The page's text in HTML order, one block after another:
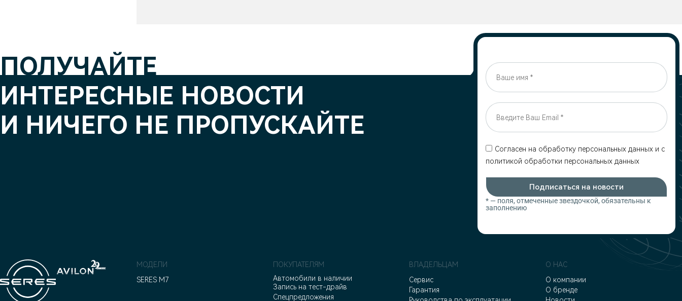
ПОЛУЧАЙТЕ
ИНТЕРЕСНЫЕ НОВОСТИ
И НИЧЕГО НЕ ПРОПУСКАЙТЕ
Согласен на обработку персональных данных и c
политикой обработки персональных данных
Подписаться на новости
* — поля, отмеченные звездочкой, обязательны к
заполнению
МОДЕЛИ
SERES M7
ПОКУПАТЕЛЯМ
Автомобили в наличии
Запись на тест-драйв
Спецпредложения
ВЛАДЕЛЬЦАМ
Сервис
Гарантия
О НАС
О компании
О бренде